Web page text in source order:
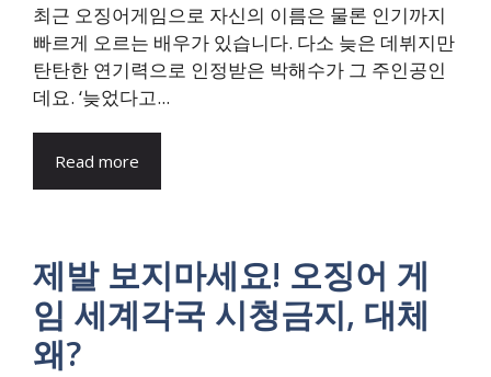
최근 오징어게임으로 자신의 이름은 물론 인기까지
빠르게 오르는 배우가 있습니다. 다소 늦은 데뷔지만
탄탄한 연기력으로 인정받은 박해수가 그 주인공인
데요. ‘늦었다고...
Read more
제발 보지마세요! 오징어 게
임 세계각국 시청금지, 대체
왜?